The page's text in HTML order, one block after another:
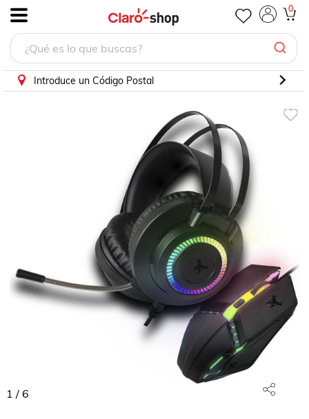
0
Introduce un Código Postal
1 / 6